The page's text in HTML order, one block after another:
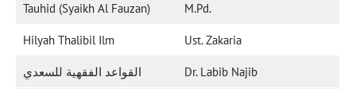
Tauhid (Syaikh Al Fauzan)
M.Pd.
Hilyah Thalibil Ilm Ust. Zakaria
القواعد الفقهية للسعدي Dr. Labib Najib